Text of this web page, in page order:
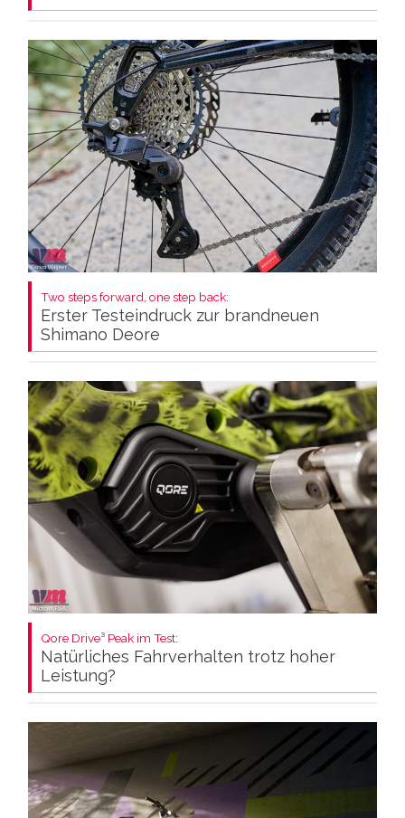
Two steps forward, one step back:
Erster Testeindruck zur brandneuen
Shimano Deore
Qore Drive³ Peak im Test:
Natürliches Fahrverhalten trotz hoher
Leistung?